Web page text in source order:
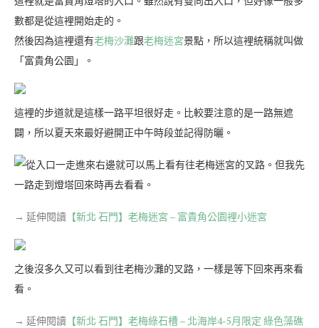
數都是從這裡開始走的。
然後因為這裡還有老梅沙灘跟老梅迷宮景點，所以這裡統稱就叫做
「富貴角公園」。
這裡的步道就是這樣一路平坦很好走。比較要注意的是一路無遮
闢，所以夏天來最好避開正中午時段並記得防曬。
從入口一走進來右邊就可以馬上看有往老梅迷宮的叉路。但我先
一路走到燈塔回來時再去看看。
→ 延伸閱讀 【新北 石門】老梅迷宮 – 富貴角公園裡小迷宮
之後沒多久又可以看到往老梅沙灘的叉路，一樣是等下回來再來看
看。
→ 延伸閱讀 【新北 石門】老梅綠石槽 – 北海岸4-5月限定 綠色藻礁